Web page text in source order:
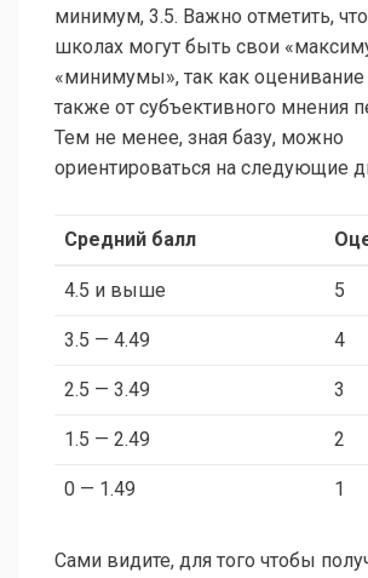
минимум, 3.5. Важно отметить,
школах могут быть свои
«минимумы», так как оценивание
также от субъективного мнения
Тем не менее, зная базу, можно
ориентироваться на следующие
Средний балл
4.5 и выше 5
3.5 — 4.49 4
2.5 — 3.49 3
1.5 — 2.49 2
0 — 1.49 1
Сами видите, для того чтобы